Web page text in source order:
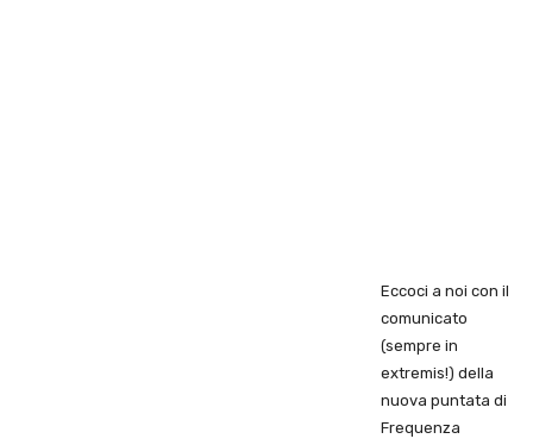
Eccoci a noi con il
comunicato
(sempre in
extremis!) della
nuova puntata di
Frequenza